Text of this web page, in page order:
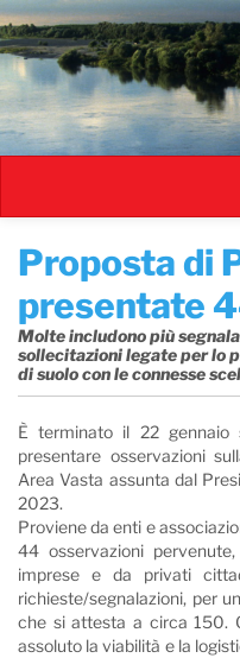
Salta
al
contenuto
principale
Proposta di
presentate
Molte includono più
sollecitazioni legate per lo
di suolo con le connesse
È terminato il 22
presentare osservazioni
Area Vasta assunta dal
2023.
Proviene da enti e
44 osservazioni
imprese e da privati
richieste/segnalazioni, per
che si attesta a circa 150.
assoluto la viabilità e la